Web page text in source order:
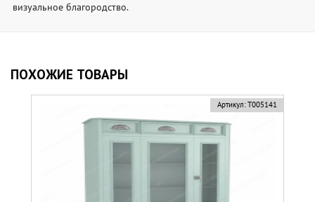
визуальное благородство.
ПОХОЖИЕ ТОВАРЫ
Артикул: Т005141